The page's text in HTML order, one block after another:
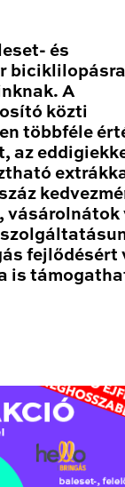
és
A
közti
többféle
az
vásárolnátok
fejlődésért
is